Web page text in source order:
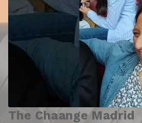
The Chaange Madrid